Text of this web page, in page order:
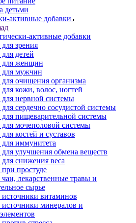
детьми
активные добавки
активные добавки
зрения
детей
женщин
мужчин
очищения организма
кожи, волос, ногтей
нервной системы
сердечно сосудистой системы
пищеварительной системы
мочеполовой системы
костей и суставов
иммунитета
улучшения обмена веществ
снижения веса
простуде
лекарственные травы и
сырье
витаминов
минералов и